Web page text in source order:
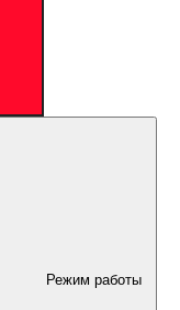
Режим работы